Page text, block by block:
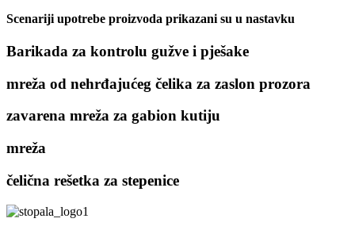
Scenariji upotrebe proizvoda prikazani su u nastavku
Barikada za kontrolu gužve i pješake
mreža od nehrđajućeg čelika za zaslon prozora
zavarena mreža za gabion kutiju
mreža
čelična rešetka za stepenice